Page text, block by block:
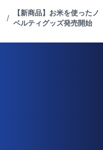
/
【新商品】お米を使ったノ
ベルティグッズ発売開始